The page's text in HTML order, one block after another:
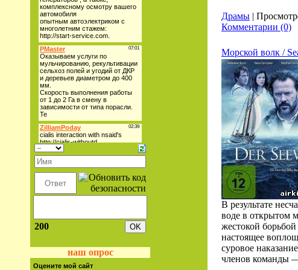
200
наш опрос
Оцените мой сайт
Драмы |
Комментарии (0)
Морской волк /
В результате
воде в открытом
жестокой
настоящее
суровое
членов команды